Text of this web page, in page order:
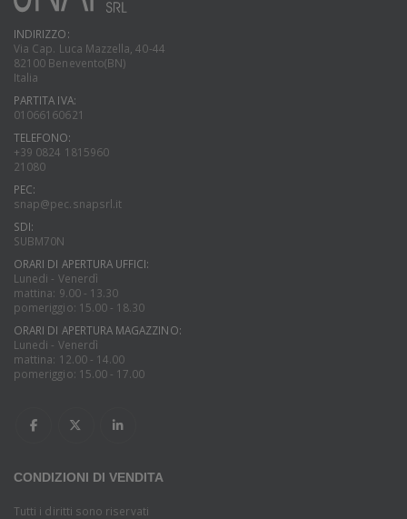
INDIRIZZO:
Via Cap. Luca Mazzella, 40-44
82100 Benevento(BN)
Italia
PARTITA IVA:
01066160621
TELEFONO:
+39 0824 1815960
21080
PEC:
snap@pec.snapsrl.it
SDI:
SUBM70N
ORARI DI APERTURA UFFICI:
Lunedi - Venerdì
mattina: 9.00 - 13.30
pomeriggio: 15.00 - 18.30
ORARI DI APERTURA MAGAZZINO:
Lunedi - Venerdì
mattina: 12.00 - 14.00
pomeriggio: 15.00 - 17.00
CONDIZIONI DI VENDITA
Tutti i diritti sono riservati